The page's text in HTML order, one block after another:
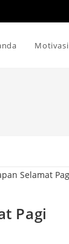
Motivasi
Pagi